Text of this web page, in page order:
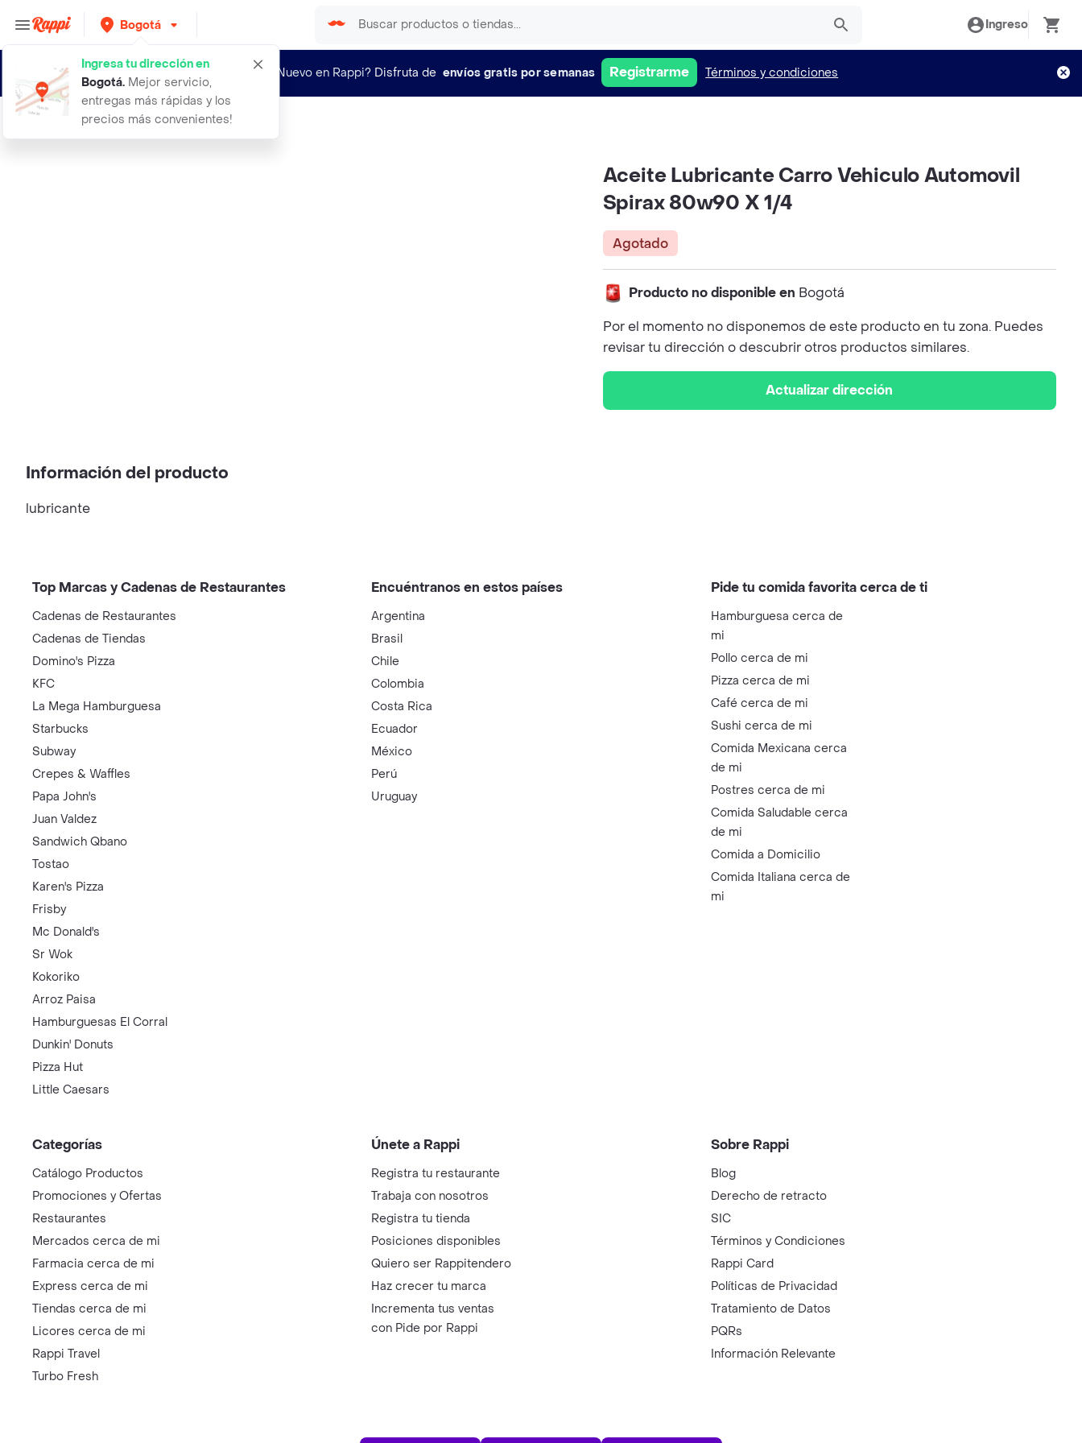
Bogotá
Ingresa tu dirección en
Bogotá. Mejor servicio,
entregas más rápidas y los
precios más convenientes!
Ingreso
¿Nuevo en Rappi? Disfruta de envíos gratis por semanas Registrarme Términos y condiciones
aceite lubricante carro vehiculo au
Aceite Lubricante Carro Vehiculo Automovil
Spirax 80w90 X 1/4
Agotado
Producto no disponible en Bogotá
Por el momento no disponemos de este producto en tu zona. Puedes
revisar tu dirección o descubrir otros productos similares.
Actualizar dirección
Información del producto
lubricante
Top Marcas y Cadenas de Restaurantes
Cadenas de Restaurantes
Cadenas de Tiendas
Domino's Pizza
KFC
La Mega Hamburguesa
Starbucks
Subway
Crepes & Waffles
Papa John's
Juan Valdez
Sandwich Qbano
Tostao
Karen's Pizza
Frisby
Mc Donald's
Sr Wok
Kokoriko
Arroz Paisa
Hamburguesas El Corral
Dunkin' Donuts
Pizza Hut
Little Caesars
Encuéntranos en estos países
Argentina
Brasil
Chile
Colombia
Costa Rica
Ecuador
México
Perú
Uruguay
Pide tu comida favorita cerca de ti
Hamburguesa cerca de
mi
Pollo cerca de mi
Pizza cerca de mi
Café cerca de mi
Sushi cerca de mi
Comida Mexicana cerca
de mi
Postres cerca de mi
Comida Saludable cerca
de mi
Comida a Domicilio
Comida Italiana cerca de
mi
Categorías
Catálogo Productos
Promociones y Ofertas
Restaurantes
Mercados cerca de mi
Farmacia cerca de mi
Express cerca de mi
Tiendas cerca de mi
Licores cerca de mi
Rappi Travel
Turbo Fresh
Únete a Rappi
Registra tu restaurante
Trabaja con nosotros
Registra tu tienda
Posiciones disponibles
Quiero ser Rappitendero
Haz crecer tu marca
Incrementa tus ventas
con Pide por Rappi
Sobre Rappi
Blog
Derecho de retracto
SIC
Términos y Condiciones
Rappi Card
Políticas de Privacidad
Tratamiento de Datos
PQRs
Información Relevante